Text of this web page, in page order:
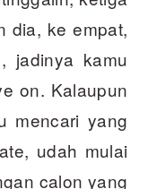
dia, ke empat,
jadinya kamu
on. Kalaupun
mencari yang
udah mulai
calon yang